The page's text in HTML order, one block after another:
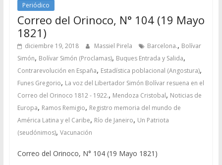
Periódico
Correo del Orinoco, N° 104 (19 Mayo
1821)
diciembre 19, 2018 Massiel Pirela Barcelona., Bolívar
Simón, Bolívar Simón (Proclamas), Buques Entrada y Salida,
Contrarevolución en España, Estadística poblacional (Angostura),
Funes Gregorio, La voz del Libertador Simón Bolívar resuena en el
Correo del Orinoco 1812 - 1922., Mendoza Cristobal, Noticias de
Europa, Ramos Remigio, Registro memoria del mundo de
América Latina y el Caribe, Río de Janeiro, Un Patriota
(seudónimos), Vacunación
Correo del Orinoco, N° 104 (19 Mayo 1821)